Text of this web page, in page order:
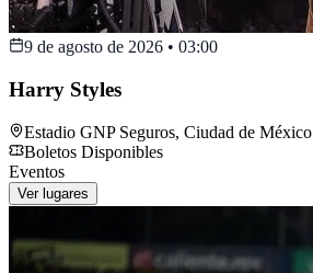
9 de agosto de 2026 • 03:00
Harry Styles
Estadio GNP Seguros, Ciudad de México
Boletos Disponibles
Eventos
Ver lugares